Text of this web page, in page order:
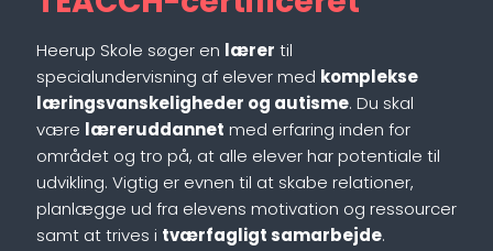
Heerup Skole søger en lærer til
specialundervisning af elever med komplekse
læringsvanskeligheder og autisme. Du skal
være læreruddannet med erfaring inden for
området og tro på, at alle elever har potentiale til
udvikling. Vigtig er evnen til at skabe relationer,
planlægge ud fra elevens motivation og ressourcer
samt at trives i tværfagligt samarbejde.